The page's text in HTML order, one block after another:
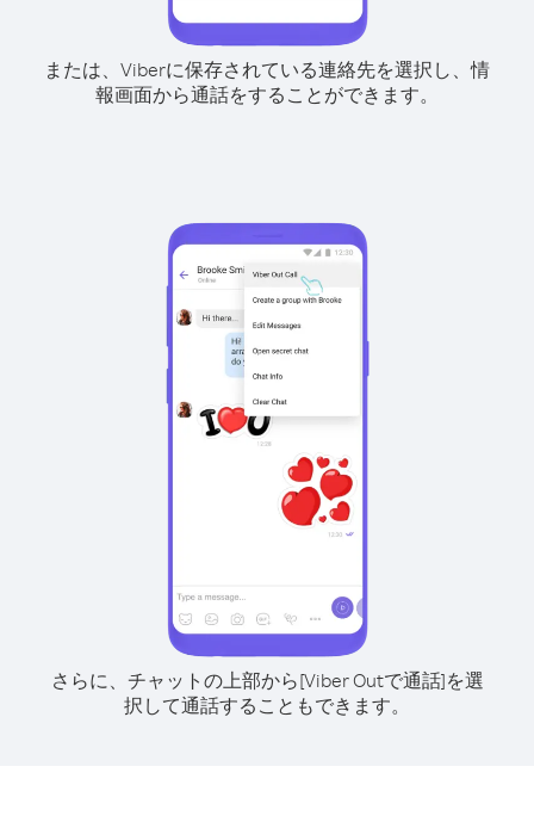
または、Viberに保存されている連絡先を選択し、情
報画面から通話をすることができます。
さらに、チャットの上部から[Viber Outで通話]を選
択して通話することもできます。